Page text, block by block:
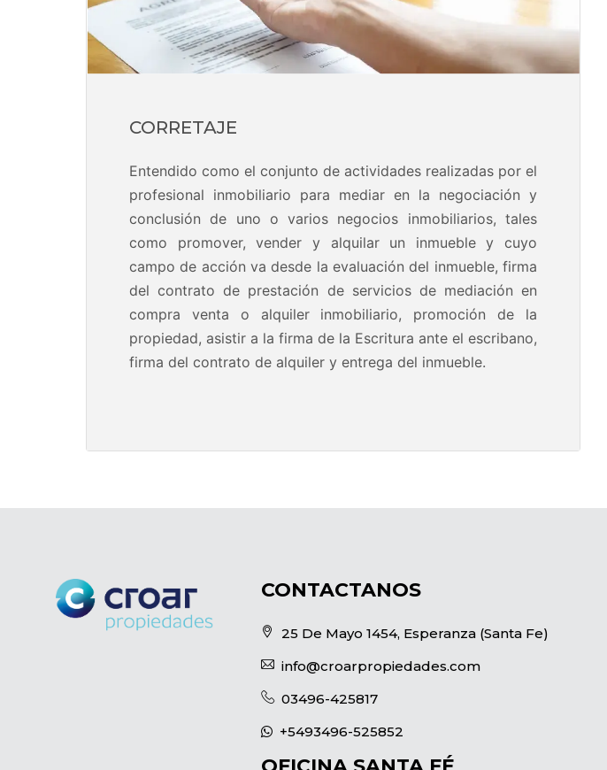
CORRETAJE
Entendido como el conjunto de actividades realizadas por el
profesional inmobiliario para mediar en la negociación y
conclusión de uno o varios negocios inmobiliarios, tales
como promover, vender y alquilar un inmueble y cuyo
campo de acción va desde la evaluación del inmueble, firma
del contrato de prestación de servicios de mediación en
compra venta o alquiler inmobiliario, promoción de la
propiedad, asistir a la firma de la Escritura ante el escribano,
firma del contrato de alquiler y entrega del inmueble.
CONTACTANOS
25 De Mayo 1454, Esperanza (Santa Fe)
info@croarpropiedades.com
03496-425817
+5493496-525852